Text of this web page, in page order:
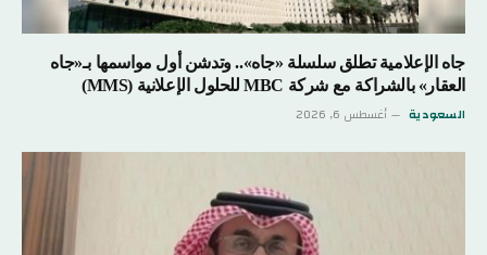
جاه الإعلامية تطلق سلسلة «جاه».. وتدشن أول مواسمها بـ«جاه
العقار» بالشراكة مع شركة MBC للحلول الإعلانية (MMS)
السعودية أغسطس 6, 2026